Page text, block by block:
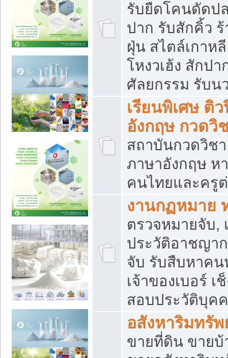
รับยืดโคนดัดป
ปาก รับสักคิ้ว
ฝุ่น สไตล์เกาห
โหงวเฮ้ง สักป
ศัลยกรรม รับน
เรียนพิเศษ ติ
อังกฤษ กวดวิ
สถาบันกวดวิช
ภาษาอังกฤษ ห
คนไทยและครู
งานกฏหมาย
ตรวจหมายจับ,
ประวัติอาชญา
จับ รับสืบหาคน
เจ้าของเบอร์
สอบประวัติบุค
อสังหาริมทรัพ
ขายที่ดิน ขายบ้